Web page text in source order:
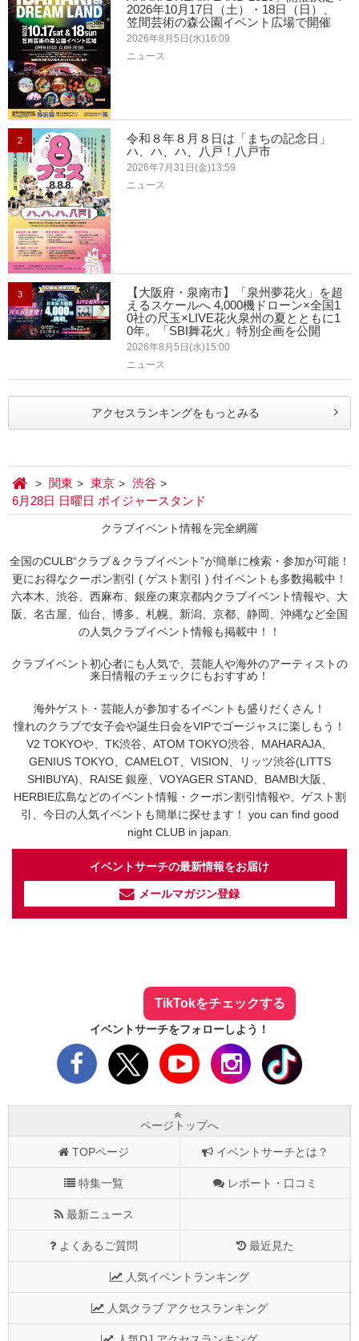
2026年10月17日（土）・18日（日）、
笠間芸術の森公園イベント広場で開催
2026年8月5日(水)16:09
ニュース
2
令和８年８月８日は「まちの記念日」
ハ、ハ、ハ、八戸！八戸市
2026年7月31日(金)13:59
ニュース
3
【大阪府・泉南市】「泉州夢花火」を超
えるスケールへ 4,000機ドローン×全国1
0社の尺玉×LIVE花火泉州の夏とともに1
0年。「SBI舞花火」特別企画を公開
2026年8月5日(水)15:00
ニュース
アクセスランキングをもっとみる
関東 東京
渋谷
6月28日 日曜日 ボイジャースタンド
クラブイベント情報を完全網羅
全国のCULB“クラブ＆クラブイベント”が簡単に検索・参加が可能！
更にお得なクーポン割引 ( ゲスト割引 ) 付イベントも多数掲載中！
六本木、渋谷、西麻布、銀座の東京都内クラブイベント情報や、大
阪、名古屋、仙台、博多、札幌、新潟、京都、静岡、沖縄など全国
の人気クラブイベント情報も掲載中！！
クラブイベント初心者にも人気で、芸能人や海外のアーティストの
来日情報のチェックにもおすすめ！
海外ゲスト・芸能人が参加するイベントも盛りだくさん！
憧れのクラブで女子会や誕生日会をVIPでゴージャスに楽しもう！
V2 TOKYOや、TK渋谷、ATOM TOKYO渋谷、MAHARAJA、
GENIUS TOKYO、CAMELOT、VISION、リッツ渋谷(LITTS
SHIBUYA)、RAISE 銀座、VOYAGER STAND、BAMBI大阪、
HERBIE広島などのイベント情報・クーポン割引情報や、ゲスト割
引、今日の人気イベントも簡単に探せます！ you can find good
night CLUB in japan.
イベントサーチの最新情報をお届け
メールマガジン登録
TikTokをチェックする
イベントサーチをフォローしよう！
ページトップへ
TOPページ イベントサーチとは？
特集一覧 レポート・口コミ
最新ニュース
よくあるご質問 最近見た
人気イベントランキング
人気クラブ アクセスランキング